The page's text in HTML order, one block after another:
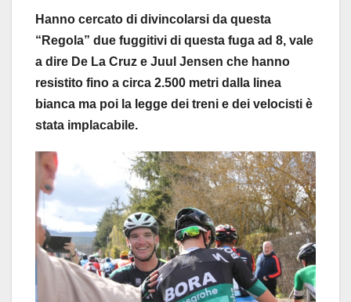
Hanno cercato di divincolarsi da questa
“Regola” due fuggitivi di questa fuga ad 8, vale
a dire De La Cruz e Juul Jensen che hanno
resistito fino a circa 2.500 metri dalla linea
bianca ma poi la legge dei treni e dei velocisti è
stata implacabile.